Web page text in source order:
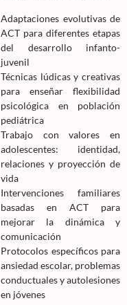
Adaptaciones evolutivas de
ACT para diferentes etapas
del desarrollo infanto-
juvenil
Técnicas lúdicas y creativas
para enseñar flexibilidad
psicológica en población
pediátrica
Trabajo con valores en
adolescentes: identidad,
relaciones y proyección de
vida
Intervenciones familiares
basadas en ACT para
mejorar la dinámica y
comunicación
Protocolos específicos para
ansiedad escolar, problemas
conductuales y autolesiones
en jóvenes